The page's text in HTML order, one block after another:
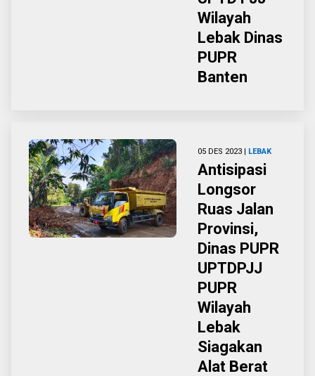
Wilayah
Lebak Dinas
PUPR
Banten
05 DES 2023 | LEBAK
Antisipasi
Longsor
Ruas Jalan
Provinsi,
Dinas PUPR
UPTDPJJ
PUPR
Wilayah
Lebak
Siagakan
Alat Berat